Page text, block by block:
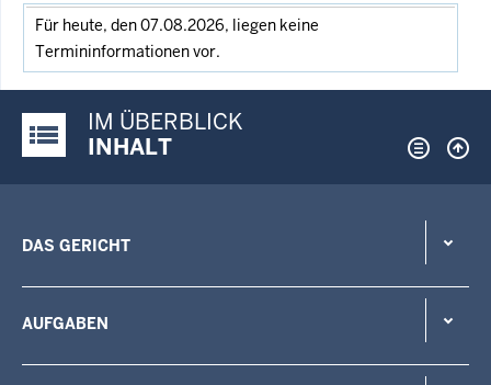
Für heute, den 07.08.2026, liegen keine
Termininformationen vor.
Justiz-Portal im Überblick:
IM ÜBERBLICK
INHALT
DAS GERICHT
AUFGABEN